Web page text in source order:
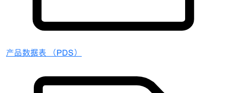
产品数据表 （PDS）